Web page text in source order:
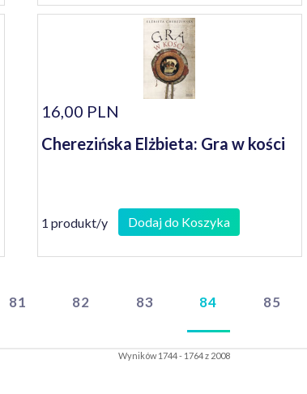
16,00 PLN
Cherezińska Elżbieta: Gra w kości
1 produkt/y Dodaj do Koszyka
81 82 83 84 85
Wyników 1744 - 1764 z 2008